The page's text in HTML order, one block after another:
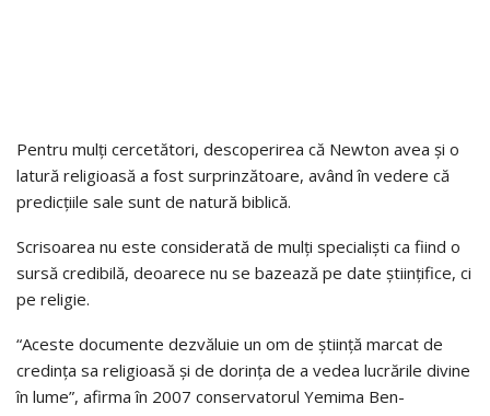
Pentru mulți cercetători, descoperirea că Newton avea și o
latură religioasă a fost surprinzătoare, având în vedere că
predicțiile sale sunt de natură biblică.
Scrisoarea nu este considerată de mulți specialiști ca fiind o
sursă credibilă, deoarece nu se bazează pe date științifice, ci
pe religie.
“Aceste documente dezvăluie un om de știință marcat de
credința sa religioasă și de dorința de a vedea lucrările divine
în lume”, afirma în 2007 conservatorul Yemima Ben-